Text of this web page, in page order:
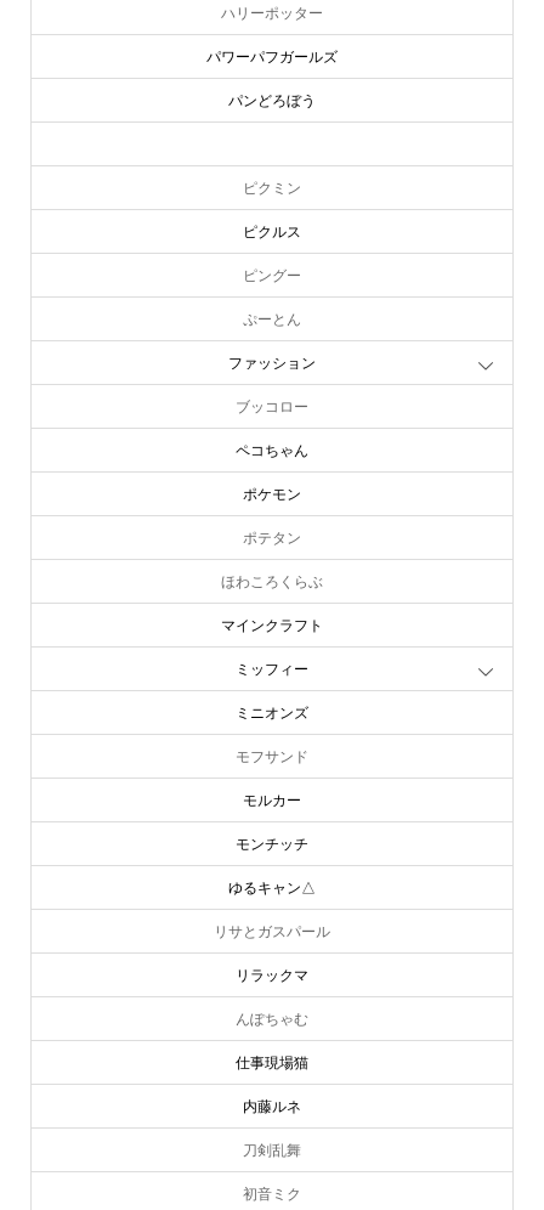
ハリーポッター
パワーパフガールズ
パンどろぼう
ピクミン
ピクルス
ピングー
ぷーとん
ファッション
ブッコロー
ペコちゃん
ポケモン
ポテタン
ほわころくらぶ
マインクラフト
ミッフィー
ミニオンズ
モフサンド
モルカー
モンチッチ
ゆるキャン△
リサとガスパール
リラックマ
んぽちゃむ
仕事現場猫
内藤ルネ
刀剣乱舞
初音ミク